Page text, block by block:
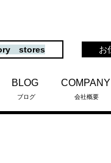
stores お
BLOG
ブログ
COMPANY
会社概要